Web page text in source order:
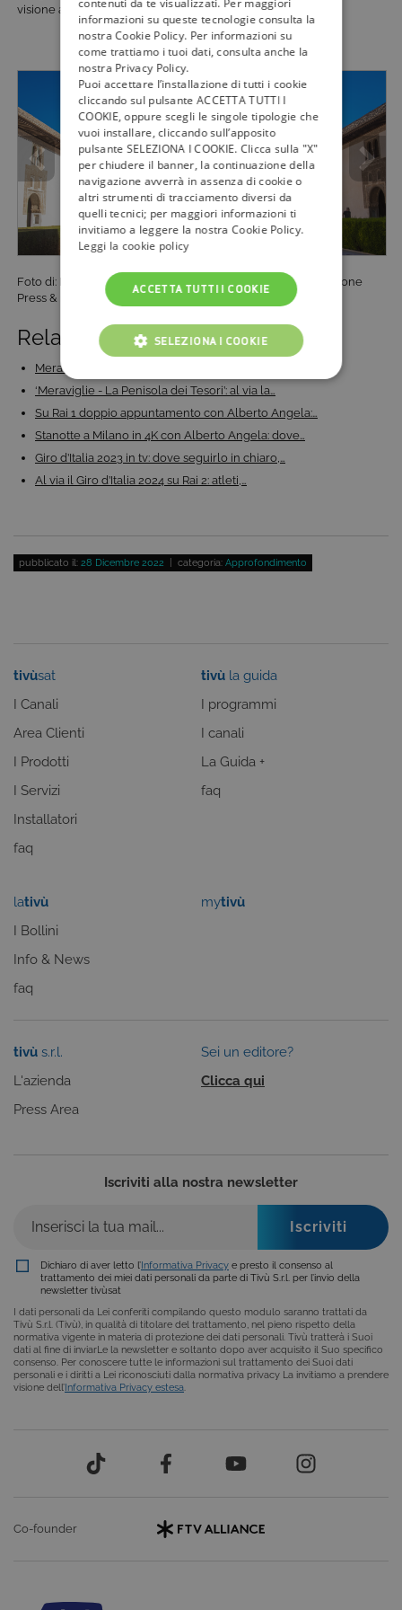
visione audio e video in 4K e HD.
Foto di: Barbara Ledda per gentile concessione Comunicazione
Press & media office – Ufficio Stampa Rai
Related Posts:
Meraviglie 2019: Alberto Angela torna a mostrare la…
‘Meraviglie - La Penisola dei Tesori’: al via la…
Su Rai 1 doppio appuntamento con Alberto Angela:…
Stanotte a Milano in 4K con Alberto Angela: dove…
Giro d’Italia 2023 in tv: dove seguirlo in chiaro,…
Al via il Giro d’Italia 2024 su Rai 2: atleti,…
pubblicato il: 28 Dicembre 2022 | categoria: Approfondimento
tivùsat
I Canali
Area Clienti
I Prodotti
I Servizi
Installatori
faq
tivù la guida
I programmi
I canali
La Guida +
faq
lativù
I Bollini
Info & News
faq
mytivù
tivù s.r.l.
L'azienda
Press Area
Sei un editore?
Clicca qui
Iscriviti alla nostra newsletter
Dichiaro di aver letto l’Informativa Privacy e presto il consenso al
trattamento dei miei dati personali da parte di Tivù S.r.l. per l’invio della
newsletter tivùsat
I dati personali da Lei conferiti compilando questo modulo saranno trattati da
Tivù S.r.l. (Tivù), in qualità di titolare del trattamento, nel pieno rispetto della
normativa vigente in materia di protezione dei dati personali. Tivù tratterà i Suoi
dati al fine di inviarLe la newsletter e soltanto dopo aver acquisito il Suo specifico
consenso. Per conoscere tutte le informazioni sul trattamento dei Suoi dati
personali e i diritti a Lei riconosciuti dalla normativa privacy La invitiamo a prendere
visione dell’Informativa Privacy estesa
Co-founder
informazioni su queste tecnologie consulta la
nostra Cookie Policy. Per informazioni su
come trattiamo i tuoi dati, consulta anche la
nostra Privacy Policy.
Puoi accettare l’installazione di tutti i cookie
cliccando sul pulsante ACCETTA TUTTI I
COOKIE, oppure scegli le singole tipologie che
vuoi installare, cliccando sull’apposito
pulsante SELEZIONA I COOKIE. Clicca sulla "X"
per chiudere il banner, la continuazione della
navigazione avverrà in assenza di cookie o
altri strumenti di tracciamento diversi da
quelli tecnici; per maggiori informazioni ti
invitiamo a leggere la nostra Cookie Policy.
Leggi la cookie policy
ACCETTA TUTTI I COOKIE
SELEZIONA I COOKIE
COOKIE TECNICI
COOKIE ANALITICI
COOKIE DI PROFILAZIONE
FUNZIONALITÀ
Cookie tecnici
Cookie analitici
risposta ad azioni da te effettuate nel corso della
servizi ai sensi di legge, come la corretta
Inoltre, ti permetteranno di navigare sul sito
selezionati (es. lingua, prodotti presenti nel
bloccare i cookie tecnici o essere avvisati
.tivu.tv
viene
Script.com
ricordare le
preferenze
consenso sui
necessario
cookie di
Cookie-
Script.com
funzioni
ASP.NET_SessionId
Microsoft
Sessione
Cookie di